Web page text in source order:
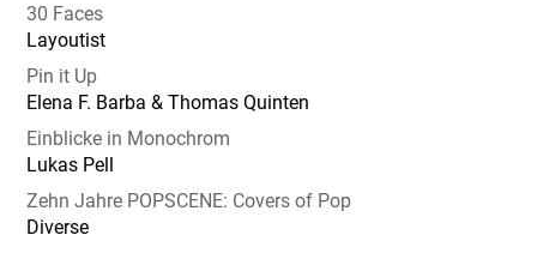
30 Faces
Layoutist
Pin it Up
Elena F. Barba & Thomas Quinten
Einblicke in Monochrom
Lukas Pell
Zehn Jahre POPSCENE: Covers of Pop
Diverse